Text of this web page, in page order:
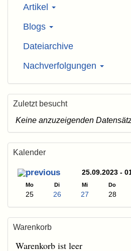
Artikel
Blogs
Dateiarchive
Nachverfolgungen
Zuletzt besucht
Keine anzuzeigenden
Kalender
25.09.2023 -
Mo Di Mi Do
25 26 27 28
Warenkorb
Warenkorb ist leer